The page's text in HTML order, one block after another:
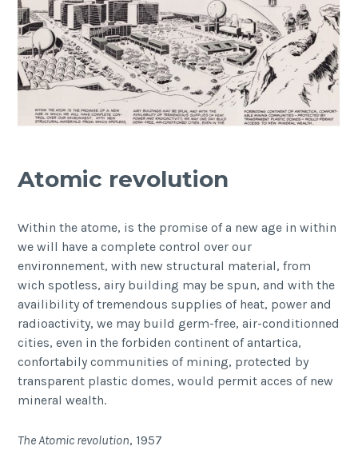
Atomic revolution
Within the atome, is the promise of a new age in within
we will have a complete control over our
environnement, with new structural material, from
wich spotless, airy building may be spun, and with the
availibility of tremendous supplies of heat, power and
radioactivity, we may build germ-free, air-conditionned
cities, even in the forbiden continent of antartica,
confortabily communities of mining, protected by
transparent plastic domes, would permit acces of new
mineral wealth.
The Atomic revolution, 1957